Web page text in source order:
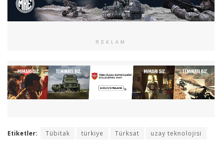
REKLAM
Etiketler: Tübitak türkiye Türksat uzay teknolojisi